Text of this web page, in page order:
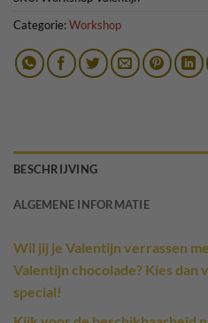
Categorie:Workshop
BESCHRIJVING
ALGEMENE INFORMATIE
Wil jij je Valentijn verrassen
Valentijn chocolade? Kies dan
special!